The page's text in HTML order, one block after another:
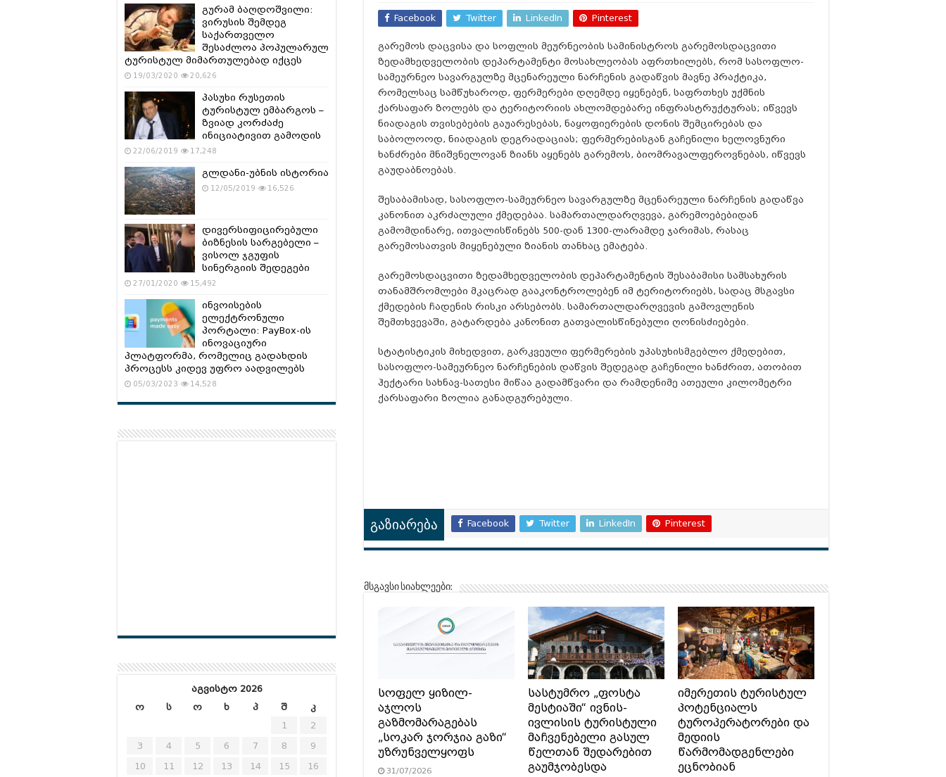
Facebook Twitter LinkedIn Pinterest
გარემოს დაცვისა და სოფლის მეურნეობის სამინისტროს გარემოსდაცვითი
ზედამხედველობის დეპარტამენტი მოსახლეობას აფრთხილებს, რომ სასოფლო-
სამეურნეო სავარგულზე მცენარეული ნარჩენის გადაწვის მავნე პრაქტიკა,
რომელსაც სამწუხაროდ, ფერმერები დღემდე იყენებენ, საფრთხეს უქმნის
ქარსაფარ ზოლებს და ტერიტორიის ახლომდებარე ინფრასტრუქტურას; იწვევს
ნიადაგის თვისებების გაუარესებას, ნაყოფიერების დონის შემცირებას და
საბოლოოდ, ნიადაგის დეგრადაციას; ფერმერებისგან გაჩენილი ხელოვნური
ხანძრები მნიშვნელოვან ზიანს აყენებს გარემოს, ბიომრავალფეროვნებას, იწვევს
გაუდაბნოებას.
შესაბამისად, სასოფლო-სამეურნეო სავარგულზე მცენარეული ნარჩენის გადაწვა
კანონით აკრძალული ქმედებაა. სამართალდარღვევა, გარემოებებიდან
გამომდინარე, ითვალისწინებს 500-დან 1300-ლარამდე ჯარიმას, რასაც
გარემოსათვის მიყენებული ზიანის თანხაც ემატება.
გარემოსდაცვითი ზედამხედველობის დეპარტამენტის შესაბამისი სამსახურის
თანამშრომლები მკაცრად გააკონტროლებენ იმ ტერიტორიებს, სადაც მსგავსი
ქმედების ჩადენის რისკი არსებობს. სამართალდარღვევის გამოვლენის
შემთხვევაში, გატარდება კანონით გათვალისწინებული ღონისძიებები.
სტატისტიკის მიხედვით, გარკვეული ფერმერების უპასუხისმგებლო ქმედებით,
სასოფლო-სამეურნეო ნარჩენების დაწვის შედეგად გაჩენილი ხანძრით, ათობით
ჰექტარი სახნავ-სათესი მიწაა გადამწვარი და რამდენიმე ათეული კილომეტრი
ქარსაფარი ზოლია განადგურებული.
გაზიარება Facebook Twitter LinkedIn Pinterest
მსგავსი სიახლეები:
სოფელ ყიზილ-
აჯლოს
გაზმომარაგებას
„სოკარ ჯორჯია გაზი“
უზრუნველყოფს
31/07/2026
სასტუმრო „ფოსტა
მესტიაში“ ივნის-
ივლისის ტურისტული
მაჩვენებელი გასულ
წელთან შედარებით
გაუმჯობესდა
იმერეთის ტურისტულ
პოტენციალს
ტუროპერატორები და
მედიის
წარმომადგენლები
ეცნობიან
გურამ ბაღდოშვილი:
ვირუსის შემდეგ
საქართველო
შესაძლოა პოპულარულ
ტურისტულ მიმართულებად იქცეს
19/03/2020 20,626
პასუხი რუსეთის
ტურისტულ ემბარგოს –
ზვიად კორძაძე
ინიციატივით გამოდის
22/06/2019 17,248
გლდანი-უბნის ისტორია
12/05/2019 16,526
დივერსიფიცირებული
ბიზნესის სარგებელი –
ვისოლ ჯგუფის
სინერგიის შედეგები
27/01/2020 15,492
ინვოისების
ელექტრონული
პორტალი: PayBox-ის
ინოვაციური
პლატფორმა, რომელიც გადახდის
პროცესს კიდევ უფრო აადვილებს
05/03/2023 14,528
აგვისტო 2026
ო
ს ო ხ პ შ
კ
1
2
3
4 5 6 7 8
9
10
11 12 13 14 15
16